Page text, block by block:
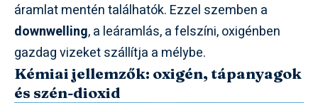
áramlat mentén találhatók. Ezzel szemben a
downwelling, a leáramlás, a felszíni, oxigénben
gazdag vizeket szállítja a mélybe.
Kémiai jellemzők: oxigén, tápanyagok
és szén-dioxid